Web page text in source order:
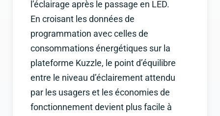
l’éclairage après le passage en LED.
En croisant les données de
programmation avec celles de
consommations énergétiques sur la
plateforme Kuzzle, le point d’équilibre
entre le niveau d’éclairement attendu
par les usagers et les économies de
fonctionnement devient plus facile à